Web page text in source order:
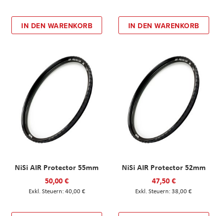
IN DEN WARENKORB IN DEN WARENKORB
NiSi AIR Protector 55mm
50,00 €
40,00 €
NiSi AIR Protector 52mm
47,50 €
38,00 €